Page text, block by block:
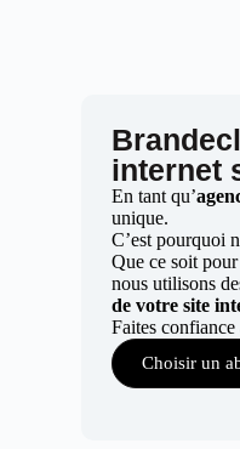
internet
En tant qu’
unique.
C’est pourquoi
Que ce soit
nous utilisons
de votre site
Faites
Choisir un